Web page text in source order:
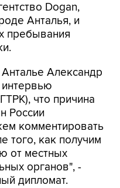
Dogan,
Анталья, и
пребывания
Александр
что причина
России
комментировать
того, как получим
от местных
органов", -
дипломат.